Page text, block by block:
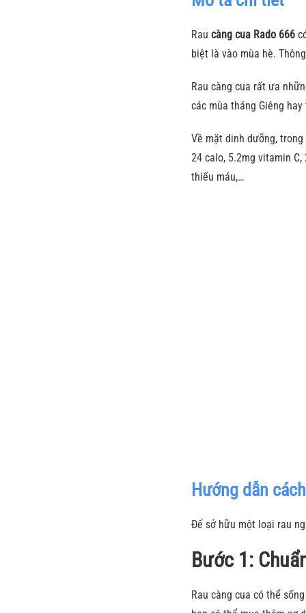
Rau càng cua Rado 666
biệt là vào mùa hè.
Rau càng cua rất ưa
các mùa tháng Giêng
Về mặt dinh dưỡng,
24 calo, 5.2mg vitamin
thiếu máu,…
Hướng dẫn
Để sở hữu một loại rau
Bước 1:
Rau càng cua có thể